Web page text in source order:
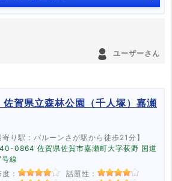
ユーザーさん
佐賀県立森林公園（千人塚）嘉瀬
寄り駅：バルーンさが駅から徒歩21分】
0864 佐賀県佐賀市嘉瀬町大字荻野 国道
線
：
話題性：